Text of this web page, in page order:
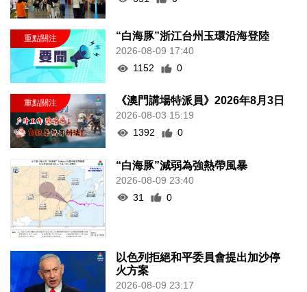
“白海豚”浙江台州玉環沿海登陸
2026-08-09 17:40
1152
0
《澳門講場特派員》2026年8月3日
2026-08-03 15:19
1392
0
“白海豚”減弱為強熱帶風暴
2026-08-09 23:40
31
0
以色列拒絕和平委員會提出加沙停
火方案
2026-08-09 23:17